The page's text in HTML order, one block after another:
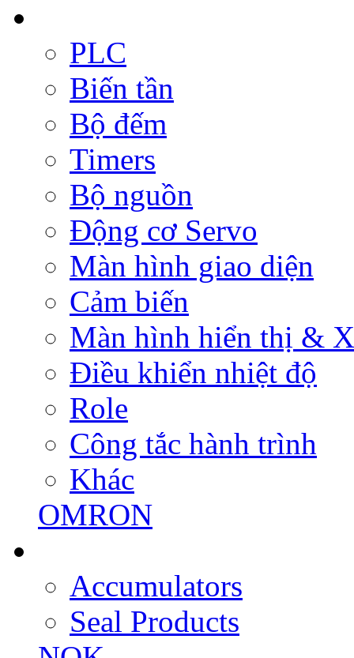
PLC
Biến tần
Bộ đếm
Timers
Bộ nguồn
Động cơ Servo
Màn hình giao diện
Cảm biến
Màn hình hiển thị &
Điều khiển nhiệt độ
Role
Công tắc hành trình
Khác
OMRON
Accumulators
Seal Products